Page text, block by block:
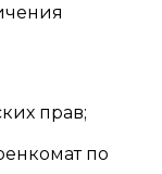
прав;
по